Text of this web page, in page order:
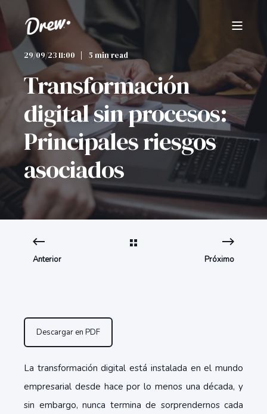
29/09/23 11:00 5 min read
Transformación
digital sin procesos:
Principales riesgos
asociados
Anterior Próximo
Descargar en PDF
La transformación digital está instalada en el mundo
empresarial desde hace por lo menos una década, y
sin embargo, nunca termina de sorprendernos cada